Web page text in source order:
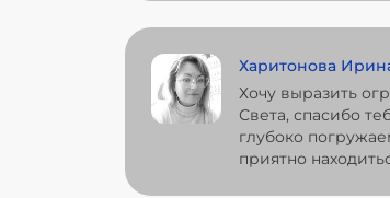
Харитонова
Хочу выразить
Света, спасибо
глубоко
приятно